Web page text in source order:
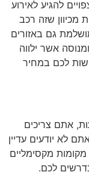
להגיע לאירוע
מכיוון שזה רכב
גם באזורים
אשר ילווה
לכם במחיר
אתם צריכים
לא יודעים עדיין
מקסימליים
לכם.